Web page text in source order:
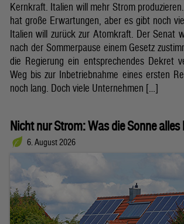
Kernkraft. Italien will mehr Strom
hat große Erwartungen, aber es gibt noch
Italien will zurück zur Atomkraft. Der Senat
nach der Sommerpause einem Gesetz
die Regierung ein entsprechendes Dekret
Weg bis zur Inbetriebnahme eines ersten
noch lang. Doch viele Unternehmen […]
Nicht nur Strom: Was die Sonne alles
6. August 2026